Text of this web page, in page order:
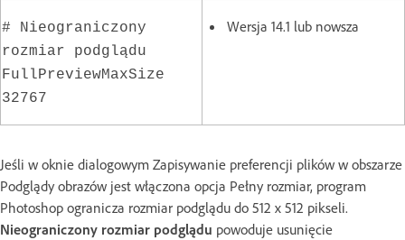
# Nieograniczony
rozmiar podglądu
FullPreviewMaxSize
32767
Wersja 14.1 lub nowsza
Jeśli w oknie dialogowym Zapisywanie preferencji plików w obszarze
Podglądy obrazów jest włączona opcja Pełny rozmiar, program
Photoshop ogranicza rozmiar podglądu do 512 x 512 pikseli.
Nieograniczony rozmiar podglądu powoduje usunięcie